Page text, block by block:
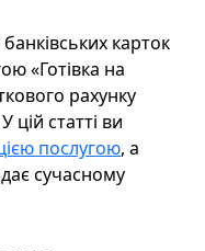
карток
«Готівка на
рахунку
цій статті ви
послугою, а
сучасному